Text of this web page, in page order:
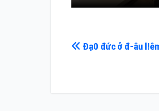
Điều
bài
Đạ0 đức ở đ-âu